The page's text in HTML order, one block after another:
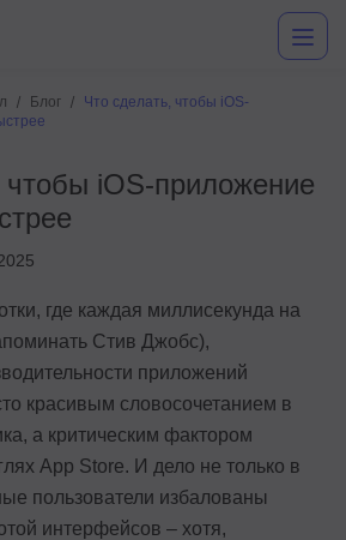
Блог
Что сделать, чтобы iOS-
чтобы iOS-приложение
где каждая миллисекунда на
Стив Джобс),
приложений
красивым словосочетанием в
а критическим фактором
App Store. И дело не только в
пользователи избалованы
интерфейсов – хотя,